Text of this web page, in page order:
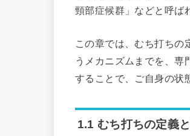
頸部症候群」などと呼ば
この章では、むち打ちの
うメカニズムまでを、専
することで、ご自身の状
1.1 むち打ちの定義